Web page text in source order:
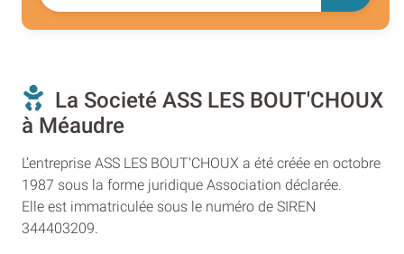
La Societé ASS LES BOUT'CHOUX
à Méaudre
L’entreprise ASS LES BOUT'CHOUX a été créée en octobre
1987 sous la forme juridique Association déclarée.
Elle est immatriculée sous le numéro de SIREN
344403209.